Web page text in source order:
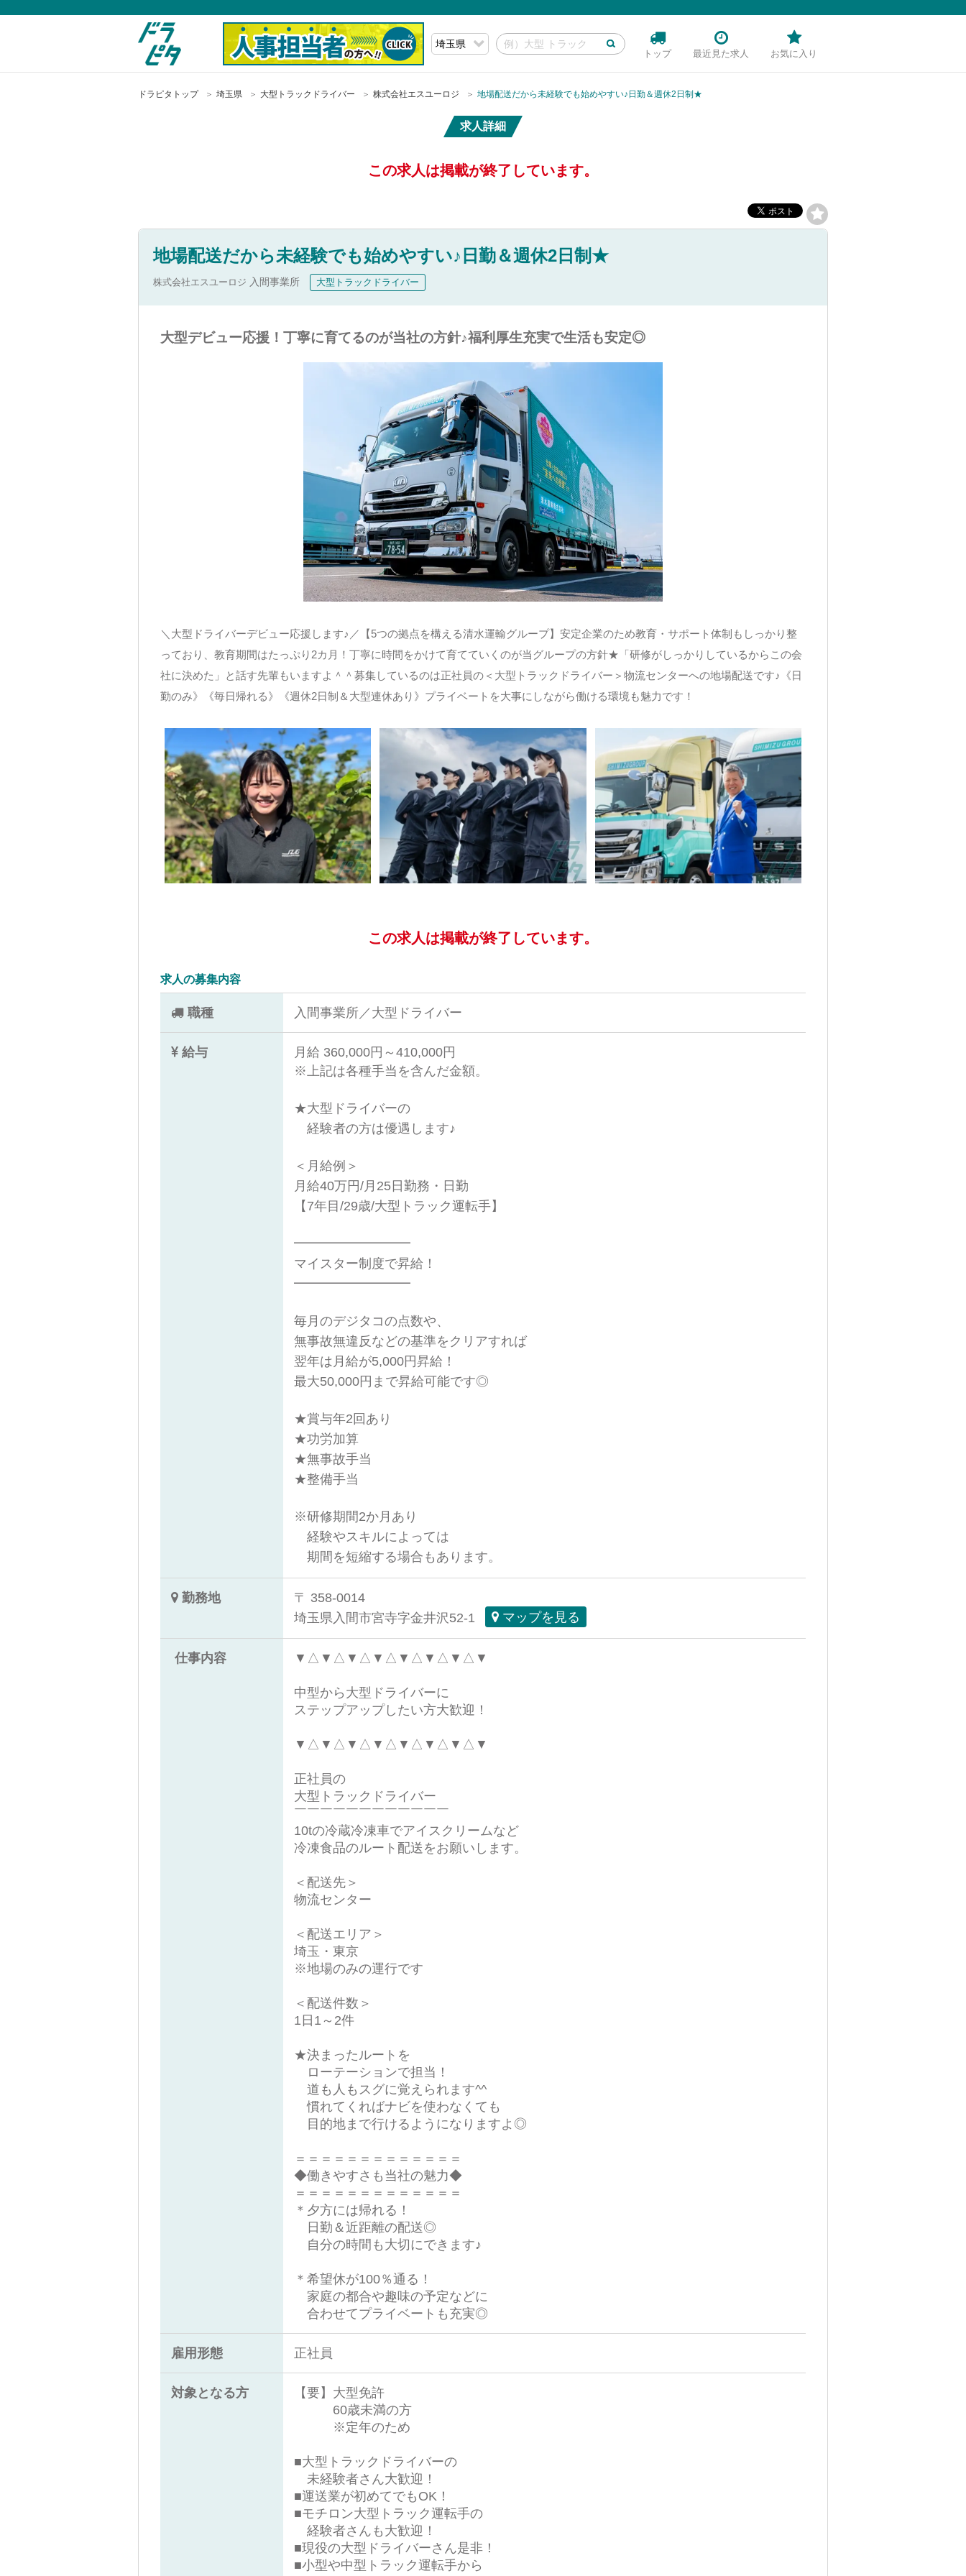
トップ 最近見た求人 お気に入り
ドラピタトップ 埼玉県 大型トラックドライバー 株式会社エスユーロジ 地場配送だから未経験でも始めやすい♪日勤＆週休2日制★
求人詳細
この求人は掲載が終了しています。
地場配送だから未経験でも始めやすい♪日勤＆週休2日制★
株式会社エスユーロジ 入間事業所 大型トラックドライバー
大型デビュー応援！丁寧に育てるのが当社の方針♪福利厚生充実で生活も安定◎
＼大型ドライバーデビュー応援します♪／【5つの拠点を構える清水運輸グループ】安定企業のため教育・サポート体制もしっかり整
っており、教育期間はたっぷり2カ月！丁寧に時間をかけて育てていくのが当グループの方針★「研修がしっかりしているからこの会
社に決めた」と話す先輩もいますよ＾＾募集しているのは正社員の＜大型トラックドライバー＞物流センターへの地場配送です♪《日
勤のみ》《毎日帰れる》《週休2日制＆大型連休あり》プライベートを大事にしながら働ける環境も魅力です！
この求人は掲載が終了しています。
求人の募集内容
職種 入間事業所／大型ドライバー
給与
月給 360,000円～410,000円
※上記は各種手当を含んだ金額。
★大型ドライバーの
経験者の方は優遇します♪
＜月給例＞
月給40万円/月25日勤務・日勤
【7年目/29歳/大型トラック運転手】
━━━━━━━━━
マイスター制度で昇給！
━━━━━━━━━
毎月のデジタコの点数や、
無事故無違反などの基準をクリアすれば
翌年は月給が5,000円昇給！
最大50,000円まで昇給可能です◎
★賞与年2回あり
★功労加算
★無事故手当
★整備手当
※研修期間2か月あり
経験やスキルによっては
期間を短縮する場合もあります。
勤務地
〒 358-0014
埼玉県入間市宮寺字金井沢52-1
マップを見る
仕事内容 ▼△▼△▼△▼△▼△▼△▼△▼
中型から大型ドライバーに
ステップアップしたい方大歓迎！
▼△▼△▼△▼△▼△▼△▼△▼
正社員の
大型トラックドライバー
￣￣￣￣￣￣￣￣￣￣￣￣
10tの冷蔵冷凍車でアイスクリームなど
冷凍食品のルート配送をお願いします。
＜配送先＞
物流センター
＜配送エリア＞
埼玉・東京
※地場のみの運行です
＜配送件数＞
1日1～2件
★決まったルートを
ローテーションで担当！
道も人もスグに覚えられます^^
慣れてくればナビを使わなくても
目的地まで行けるようになりますよ◎
＝＝＝＝＝＝＝＝＝＝＝＝＝
◆働きやすさも当社の魅力◆
＝＝＝＝＝＝＝＝＝＝＝＝＝
＊夕方には帰れる！
日勤＆近距離の配送◎
自分の時間も大切にできます♪
＊希望休が100％通る！
家庭の都合や趣味の予定などに
合わせてプライベートも充実◎
雇用形態 正社員
対象となる方
【要】大型免許
60歳未満の方
※定年のため
■大型トラックドライバーの
未経験者さん大歓迎！
■運送業が初めてでもOK！
■モチロン大型トラック運転手の
経験者さんも大歓迎！
■現役の大型ドライバーさん是非！
■小型や中型トラック運転手から